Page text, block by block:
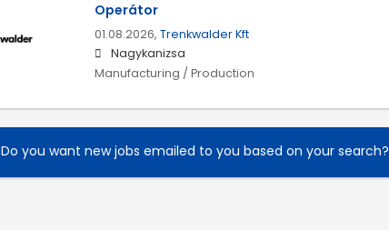
Operátor
01.08.2026, Trenkwalder Kft
Nagykanizsa
Manufacturing / Production
Do you want new jobs emailed to you based on your search?